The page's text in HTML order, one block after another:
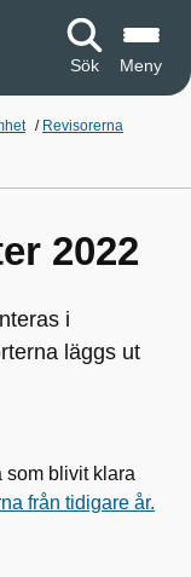
Sök Meny
/ Revisorerna
2022
i
läggs ut
som blivit klara
från tidigare år.